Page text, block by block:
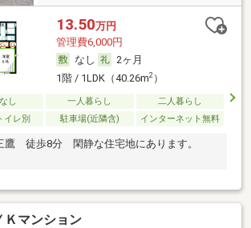
13.50万円
管理費6,000円
なし
2ヶ月
1階 / 1LDK（40.26m2）
し 一人暮らし
二人暮らし
イレ別
駐車場(近隣含) インターネット無料
鷹 徒歩8分 閑静な住宅地にあります。
Ｋマンション